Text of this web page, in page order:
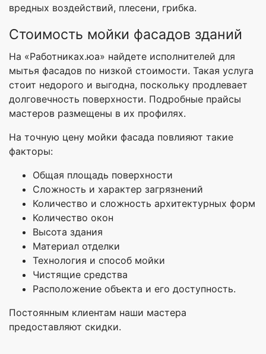
вредных воздействий, плесени, грибка.
Стоимость мойки фасадов зданий
На «Работниках.юа» найдете исполнителей для
мытья фасадов по низкой стоимости. Такая услуга
стоит недорого и выгодна, поскольку продлевает
долговечность поверхности. Подробные прайсы
мастеров размещены в их профилях.
На точную цену мойки фасада повлияют такие
факторы:
Общая площадь поверхности
Сложность и характер загрязнений
Количество и сложность архитектурных форм
Количество окон
Высота здания
Материал отделки
Технология и способ мойки
Чистящие средства
Расположение объекта и его доступность.
Постоянным клиентам наши мастера
предоставляют скидки.